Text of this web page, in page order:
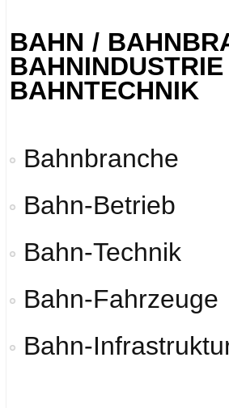
BAHN /
BAHNTECHNIK
Bahnbranche
Bahn-Betrieb
Bahn-Technik
Bahn-Fahrzeuge
Bahn-